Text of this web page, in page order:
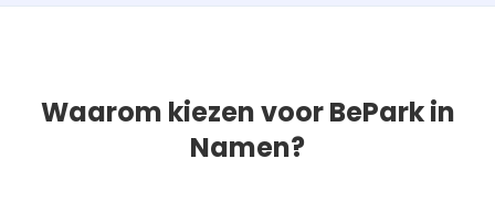
Waarom kiezen voor BePark in
Namen?